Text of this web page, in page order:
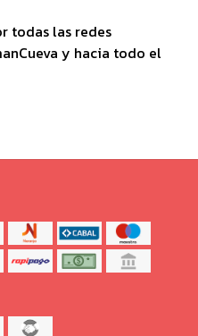
todas las redes
y hacia todo el